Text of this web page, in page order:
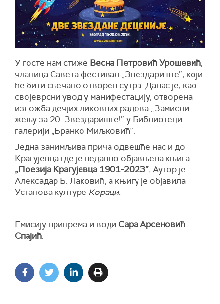
У госте нам стиже Весна Петровић Урошевић,
чланица Савета фестивал „Звездариште”, који
ће бити свечано отворен сутра. Данас је, као
својеврсни увод у манифестацију, отворена
изложба дечјих ликовних радова „Замисли
жељу за 20. Звездариште!” у Библиотеци-
галерији „Бранко Миљковић”.
Једна занимљива прича одвешће нас и до
Крагујевца где је недавно објављена књига
„Поезија Крагујевца 1901‒2023”. Аутор је
Алексадар Б. Лаковић, а књигу је објавила
Установа културе Кораци.
Емисију припрема и води Сара Арсеновић
Спајић.